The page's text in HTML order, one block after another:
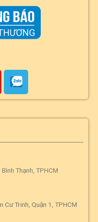
Thạnh, TPHCM
Cư Trinh, Quận 1, TPHCM